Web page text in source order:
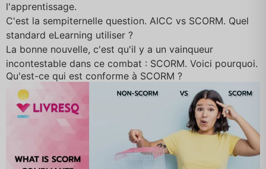
l'apprentissage.
C'est la sempiternelle question. AICC vs SCORM. Quel
standard eLearning utiliser ?
La bonne nouvelle, c'est qu'il y a un vainqueur
incontestable dans ce combat : SCORM. Voici pourquoi.
Qu'est-ce qui est conforme à SCORM ?